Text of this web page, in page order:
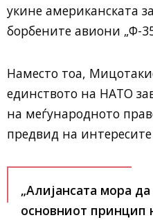
укине американската
борбените авиони „Ф-
Наместо тоа,
единството на НАТО
на меѓународното
предвид на
„Алијансата мора
основниот принцип